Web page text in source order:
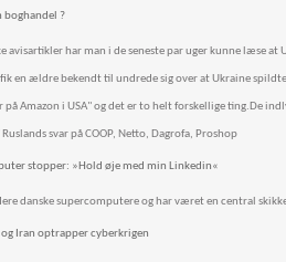
boghandel ?
avisartikler har man i de seneste par uger kunne læse
en ældre bekendt til undrede sig over at Ukraine
på Amazon i USA" og det er to helt forskellige ting.De
svar på COOP, Netto, Dagrofa, Proshop
stopper: »Hold øje med min Linkedin«
danske supercomputere og har været en central
Iran optrapper cyberkrigen